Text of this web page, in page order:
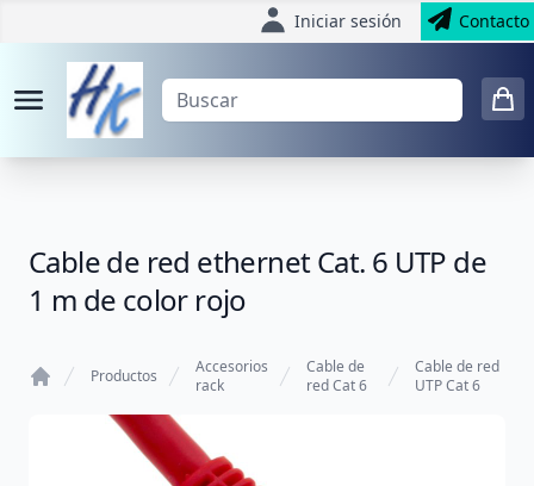
Iniciar sesión Contacto
Cable de red ethernet Cat. 6 UTP de
1 m de color rojo
Productos
Accesorios
rack
Cable de
red Cat 6
Cable de red
UTP Cat 6